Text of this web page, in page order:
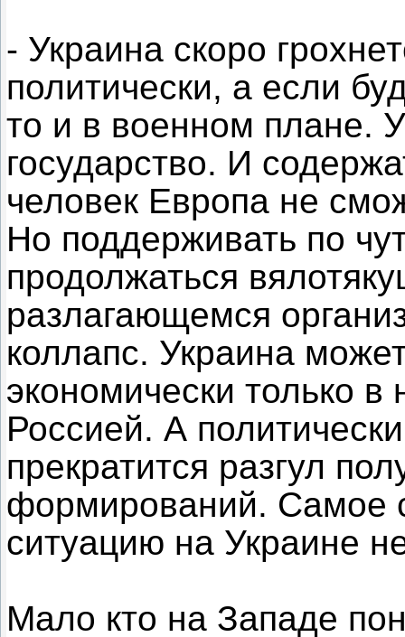
- Украина скоро
политически, а если
то и в военном плане.
государство. И
человек Европа не
Но поддерживать по
продолжаться
разлагающемся
коллапс. Украина
экономически только
Россией. А
прекратится разгул
формирований. Самое
ситуацию на Украине
Мало кто на Западе